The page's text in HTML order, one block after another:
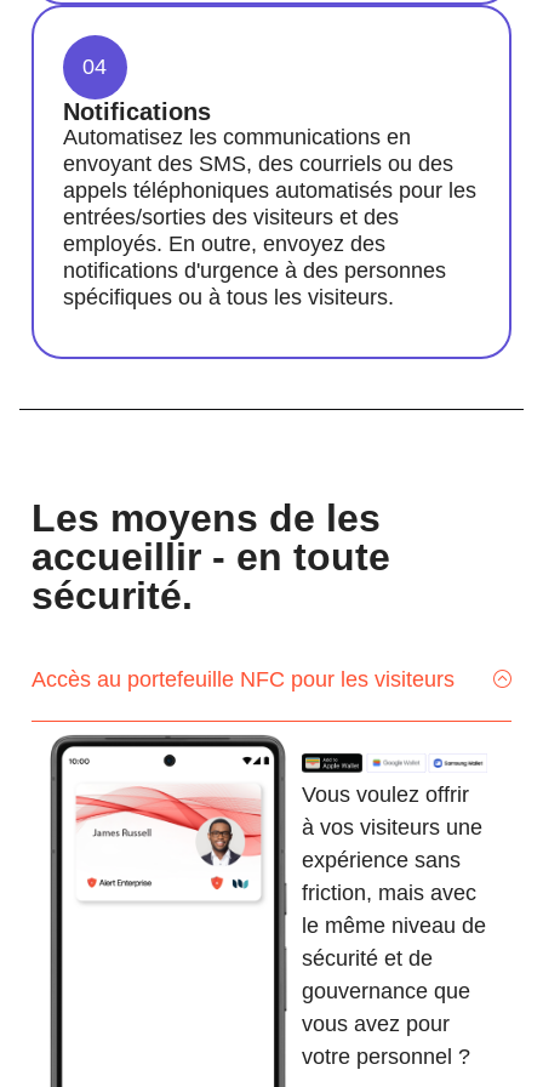
04
Notifications
Automatisez les communications en
envoyant des SMS, des courriels ou des
appels téléphoniques automatisés pour les
entrées/sorties des visiteurs et des
employés. En outre, envoyez des
notifications d'urgence à des personnes
spécifiques ou à tous les visiteurs.
Les moyens de les
accueillir - en toute
sécurité.
Accès au portefeuille NFC pour les visiteurs
Vous voulez offrir
à vos visiteurs une
expérience sans
friction, mais avec
le même niveau de
sécurité et de
gouvernance que
vous avez pour
votre personnel ?